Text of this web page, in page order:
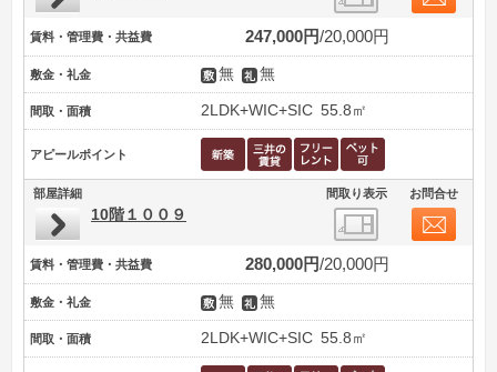
賃料・管理費・共益費 247,000円 20,000円
敷金・礼金 無 無
間取・面積 2LDK+WIC+SIC 55.8㎡
アピールポイント
部屋詳細 間取り表示 お問合せ
10階１００９
賃料・管理費・共益費 280,000円 20,000円
敷金・礼金 無 無
間取・面積 2LDK+WIC+SIC 55.8㎡